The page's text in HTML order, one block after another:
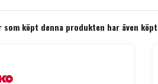
som köpt denna produkten har även köpt